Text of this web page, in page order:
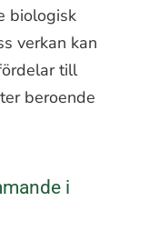
biologisk
verkan kan
till
beroende
i